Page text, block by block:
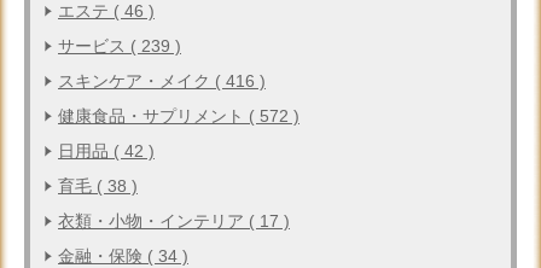
エステ ( 46 )
サービス ( 239 )
スキンケア・メイク ( 416 )
健康食品・サプリメント ( 572 )
日用品 ( 42 )
育毛 ( 38 )
衣類・小物・インテリア ( 17 )
金融・保険 ( 34 )